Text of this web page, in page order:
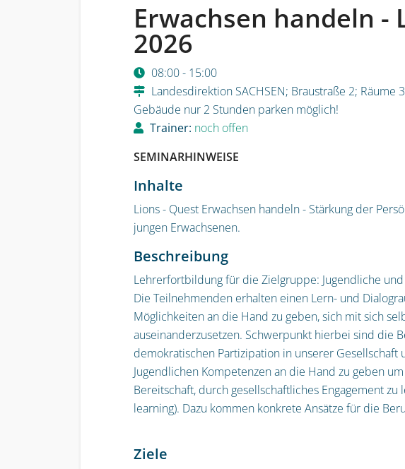
Erwachsen handeln -
2026
08:00 - 15:00
Landesdirektion SACHSEN; Braustraße 2;
Gebäude nur 2 Stunden parken möglich!
Trainer: noch offen
SEMINARHINWEISE
Inhalte
Lions - Quest Erwachsen handeln - Stärkung der
jungen Erwachsenen.
Beschreibung
Lehrerfortbildung für die Zielgruppe: Jugendliche und
Die Teilnehmenden erhalten einen Lern- und
Möglichkeiten an die Hand zu geben, sich mit sich
auseinanderzusetzen. Schwerpunkt hierbei sind die
demokratischen Partizipation in unserer
Jugendlichen Kompetenzen an die Hand zu geben
Bereitschaft, durch gesellschaftliches Engagement
learning). Dazu kommen konkrete Ansätze für die
Ziele